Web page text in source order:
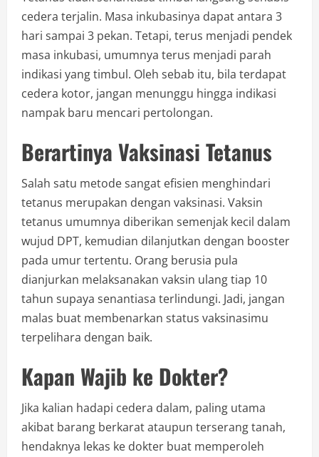
cedera terjalin. Masa inkubasinya dapat antara 3
hari sampai 3 pekan. Tetapi, terus menjadi pendek
masa inkubasi, umumnya terus menjadi parah
indikasi yang timbul. Oleh sebab itu, bila terdapat
cedera kotor, jangan menunggu hingga indikasi
nampak baru mencari pertolongan.
Berartinya Vaksinasi Tetanus
Salah satu metode sangat efisien menghindari
tetanus merupakan dengan vaksinasi. Vaksin
tetanus umumnya diberikan semenjak kecil dalam
wujud DPT, kemudian dilanjutkan dengan booster
pada umur tertentu. Orang berusia pula
dianjurkan melaksanakan vaksin ulang tiap 10
tahun supaya senantiasa terlindungi. Jadi, jangan
malas buat membenarkan status vaksinasimu
terpelihara dengan baik.
Kapan Wajib ke Dokter?
Jika kalian hadapi cedera dalam, paling utama
akibat barang berkarat ataupun terserang tanah,
hendaknya lekas ke dokter buat memperoleh